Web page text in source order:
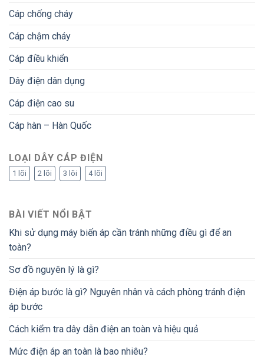
Cáp chống cháy
Cáp chậm cháy
Cáp điều khiển
Dây điện dân dụng
Cáp điện cao su
Cáp hàn – Hàn Quốc
LOẠI DÂY CÁP ĐIỆN
1 lõi 2 lõi 3 lõi 4 lõi
BÀI VIẾT NỔI BẬT
Khi sử dụng máy biến áp cần tránh những điều gì để an
toàn?
Sơ đồ nguyên lý là gì?
Điện áp bước là gì? Nguyên nhân và cách phòng tránh điện
áp bước
Cách kiểm tra dây dẫn điện an toàn và hiệu quả
Mức điện áp an toàn là bao nhiêu?